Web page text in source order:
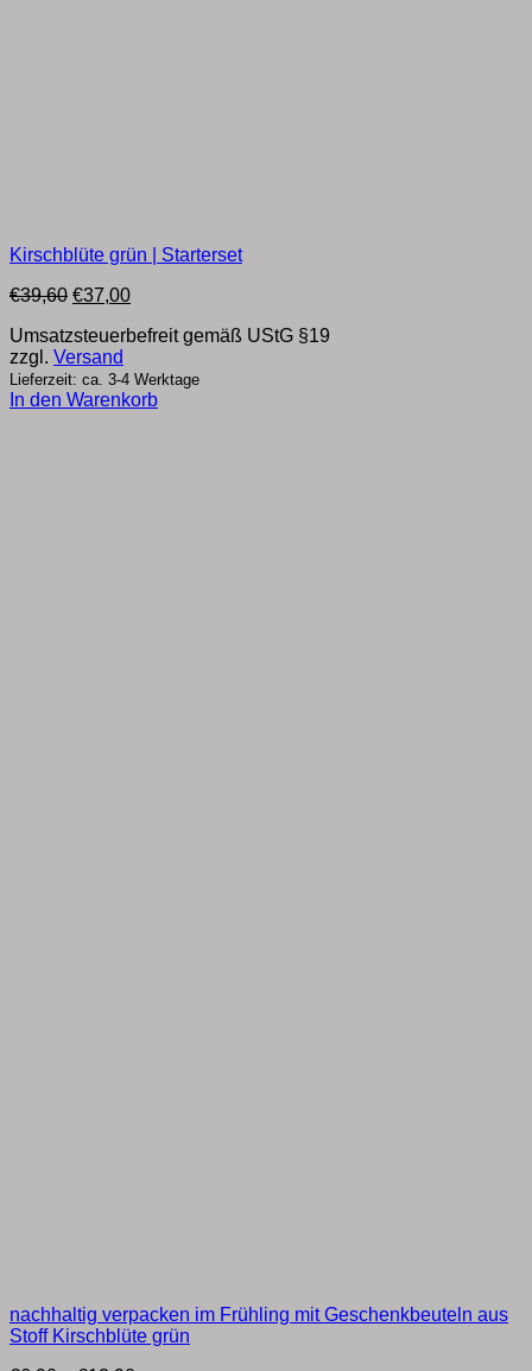
Kirschblüte grün | Starterset
€39,60 Ursprünglicher
war:
€39,60
€37,00Aktueller
ist:
Umsatzsteuerbefreit gemäß UStG §19
zzgl. Versand
Lieferzeit: ca. 3-4 Werktage
In den Warenkorb
nachhaltig verpacken im Frühling mit Geschenkbeuteln aus
Stoff Kirschblüte grün